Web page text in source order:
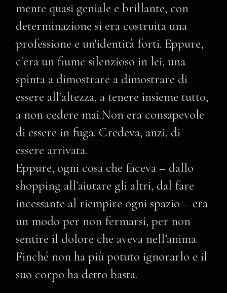
mente quasi geniale e brillante, con
determinazione si era costruita una
professione e un'identità forti. Eppure,
c’era un fiume silenzioso in lei, una
spinta a dimostrare a dimostrare di
essere all’altezza, a tenere insieme tutto,
a non cedere mai.Non era consapevole
di essere in fuga. Credeva, anzi, di
essere arrivata.
Eppure, ogni cosa che faceva – dallo
shopping all’aiutare gli altri, dal fare
incessante al riempire ogni spazio – era
un modo per non fermarsi, per non
sentire il dolore che aveva nell’anima.
Finché non ha più potuto ignorarlo e il
suo corpo ha detto basta.